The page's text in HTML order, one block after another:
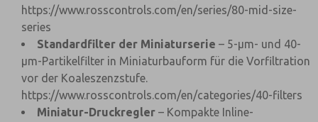
https://www.rosscontrols.com/en/series/80-mid-size-
series
Standardfilter der Miniaturserie – 5-µm- und 40-
µm-Partikelfilter in Miniaturbauform für die Vorfiltration
vor der Koaleszenzstufe.
https://www.rosscontrols.com/en/categories/40-filters
Miniatur-Druckregler – Kompakte Inline-